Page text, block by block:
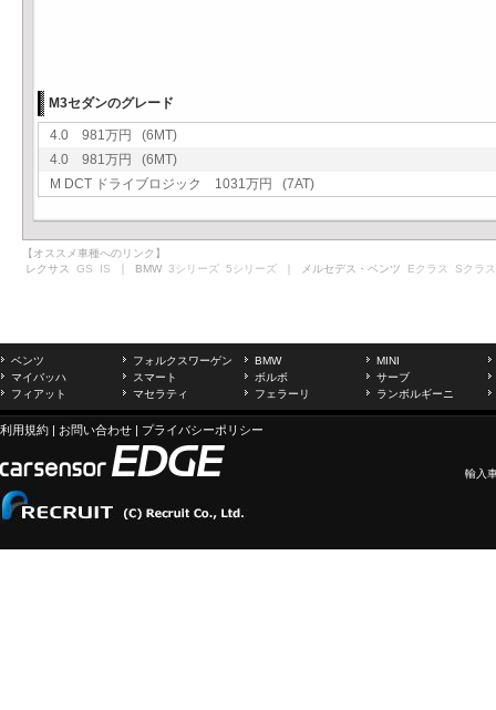
M3セダンのグレード
4.0 981万円 (6MT)
4.0 981万円 (6MT)
M DCT ドライブロジック 1031万円 (7AT)
【オススメ車種へのリンク】
レクサス GS IS ｜ BMW 3シリーズ 5シリーズ ｜ メルセデス・ベンツ Eクラス Sクラス
ベンツ フォルクスワーゲン BMW
MINI
マイバッハ
スマート ボルボ
サーブ
フィアット
マセラティ フェラーリ ランボルギーニ
利用規約 | お問い合わせ | プライバシーポリシー
輸入